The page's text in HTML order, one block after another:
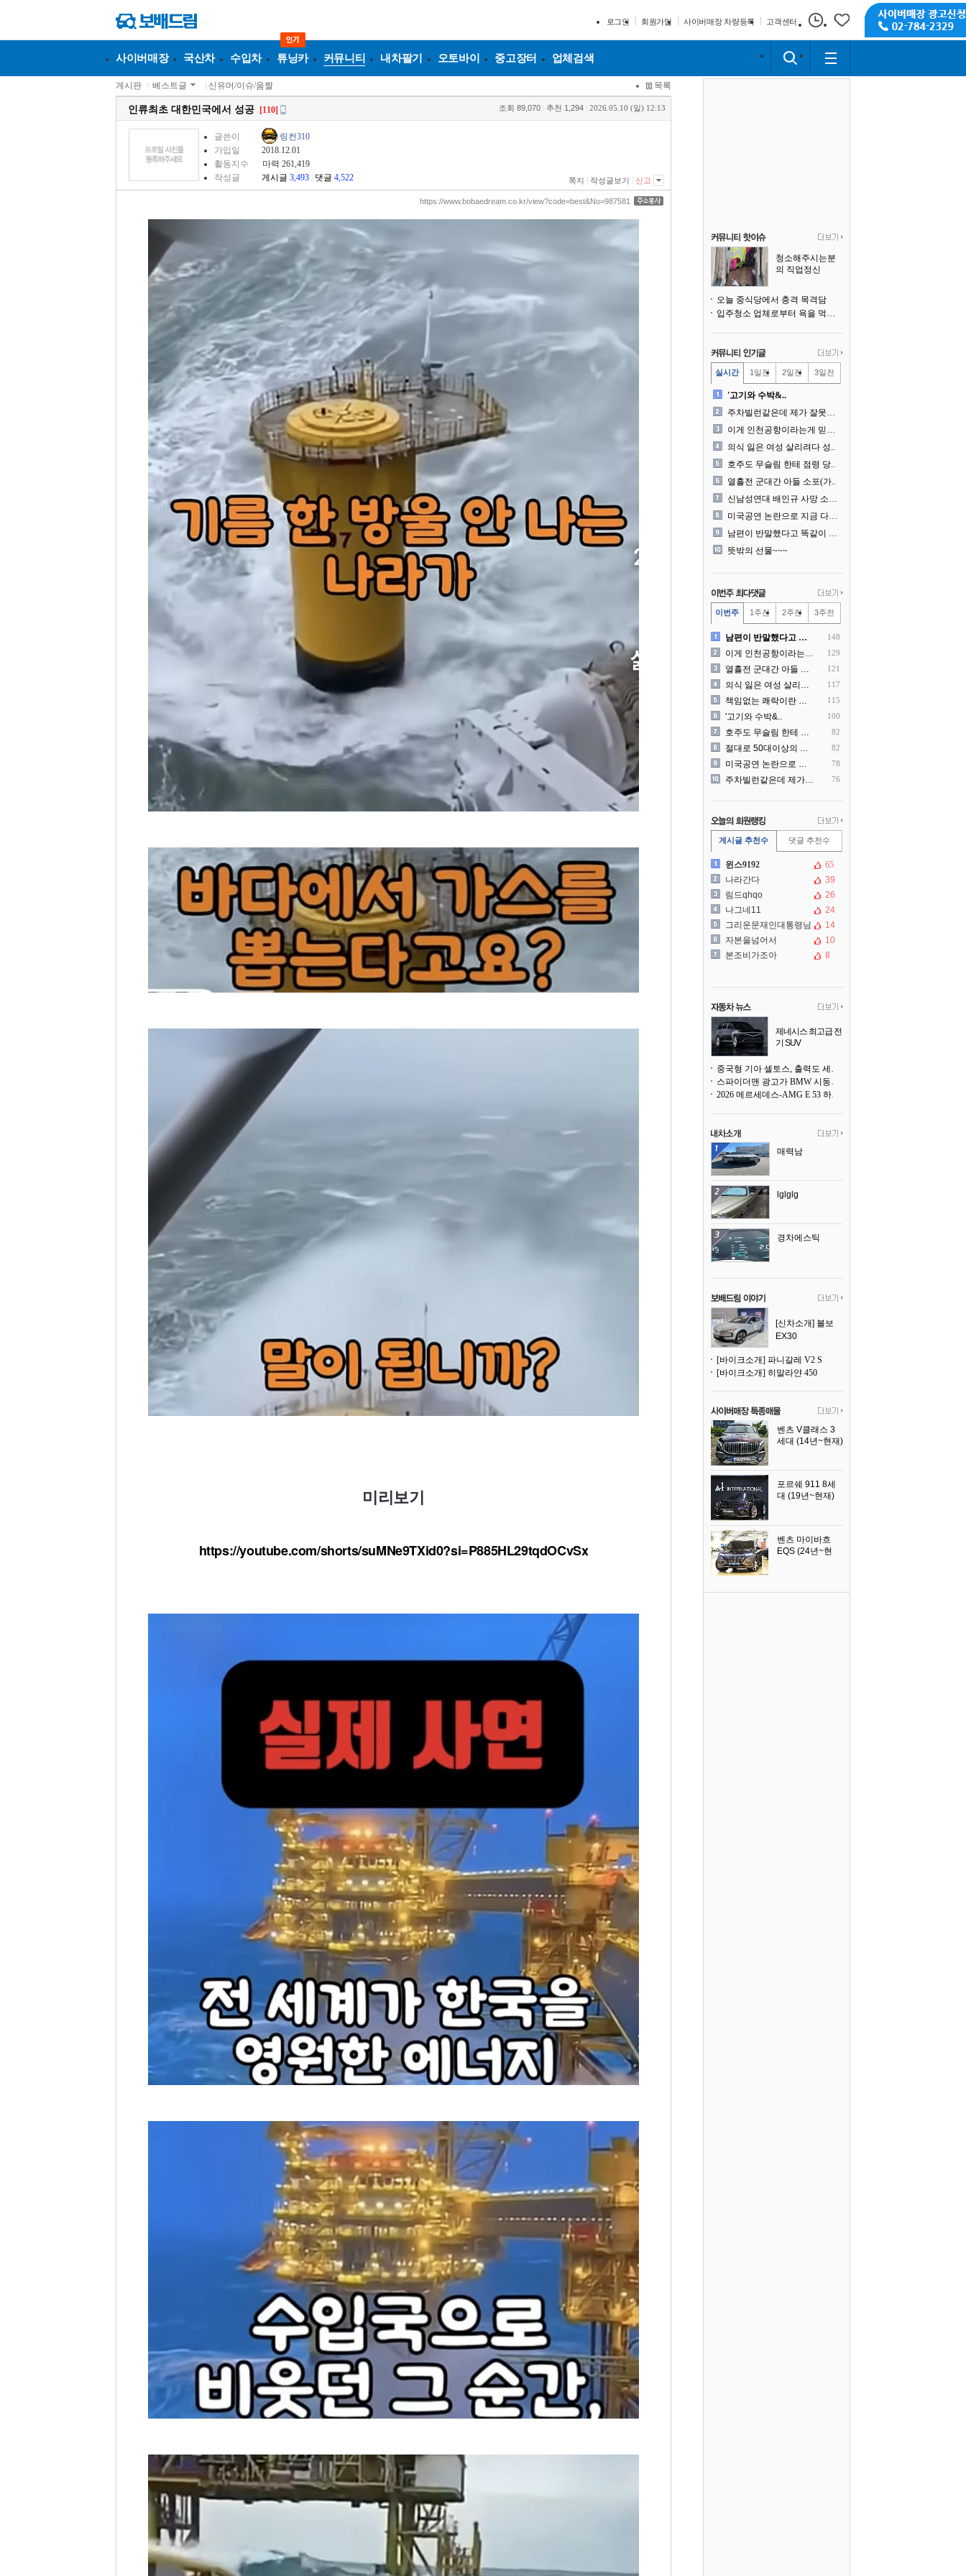
로그인 회원가입 사이버매장 차량등록 고객센터
사이버매장 국산차 수입차 튜닝카 커뮤니티 내차팔기 오토바이 중고장터 업체검색
게시판 > 베스트글 신유머/이슈/움짤 목록
인류최초 대한민국에서 성공 [110] 조회 89,070 추천 1,294 2026.05.10 (일) 12:13
글쓴이
링컨310
가입일
2018.12.01
활동지수
마력 261,419
작성글
게시글 3,493 댓글 4,522 쪽지 작성글보기 신고
https://www.bobaedream.co.kr/view?code=best&No=987581
미리보기
https://youtube.com/shorts/suMNe9TXid0?si=P885HL29tqdOCvSx
청소해주시는분
의 직업정신
오늘 중식당에서 충격 목격담
입주청소 업체로부터 욕을 먹고 있습니다
실시간 1일전 2일전 3일전
'고기와 수박&..
주차빌런같은데 제가 잘못한건..
이게 인천공항이라는게 믿겨지..
의식 잃은 여성 살리려다 성..
호주도 무슬림 한테 점령 당..
열흘전 군대간 아들 소포(가..
신남성연대 배인규 사망 소식..
미국공연 논란으로 지금 다시..
남편이 반말했다고 똑같이 반..
뜻밖의 선물~~~
이번주 1주전 2주전 3주전
남편이 반말했다고 똑같이 반.. 148
이게 인천공항이라는게 믿겨지.. 129
열흘전 군대간 아들 소포(가.. 121
의식 잃은 여성 살리려다 성.. 117
책임없는 쾌락이란 말에 빡친.. 115
'고기와 수박&.. 100
호주도 무슬림 한테 점령 당.. 82
절대로 50대이상의 딜러를 .. 82
미국공연 논란으로 지금 다시.. 78
주차빌런같은데 제가 잘못한건.. 76
게시글 추천수 댓글 추천수
윈스9192
65
나라간다
39
림드qhqo
26
나그네11
24
그리운문재인대통령님
14
자본을넘어서
10
본조비가조아
8
제네시스 최고급 전
기 SUV
중국형 기아 셀토스, 출력도 세지고 27인치 초대형 디스플레이까지
스파이더맨 광고가 BMW 시동화면을 점령하다, 오너들은 불만
2026 메르세데스-AMG E 53 하이브리드 왜건 시승기
매력남
lglglg
경차에스틱
[신차소개] 볼보
EX30
[바이크소개] 파니갈레 V2 S
[바이크소개] 히말라얀 450
벤츠 V클래스 3
세대 (14년~현재)
포르쉐 911 8세
대 (19년~현재)
벤츠 마이바흐
EQS (24년~현